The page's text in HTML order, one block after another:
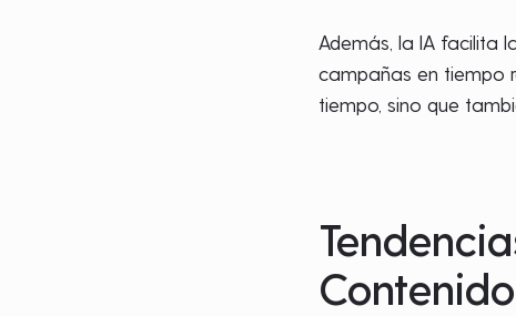
Además, la IA facilita
campañas en tiempo
tiempo, sino que